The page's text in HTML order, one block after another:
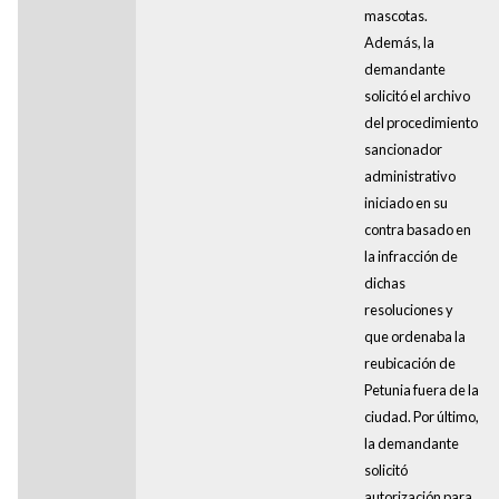
mascotas.
Además, la
demandante
solicitó el archivo
del procedimiento
sancionador
administrativo
iniciado en su
contra basado en
la infracción de
dichas
resoluciones y
que ordenaba la
reubicación de
Petunia fuera de la
ciudad. Por último,
la demandante
solicitó